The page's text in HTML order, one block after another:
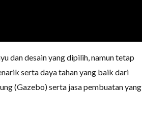
dan desain yang dipilih, namun tetap
serta daya tahan yang baik dari
(Gazebo) serta jasa pembuatan yang